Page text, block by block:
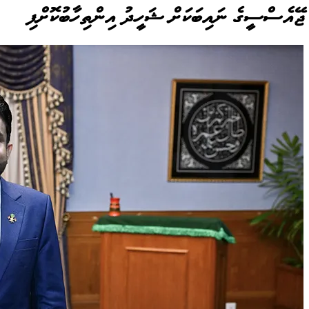
ޖޭއެސްސީގެ ނައިބަކަށް ޝަހީދު އިންތިހާބުކޮށްފި